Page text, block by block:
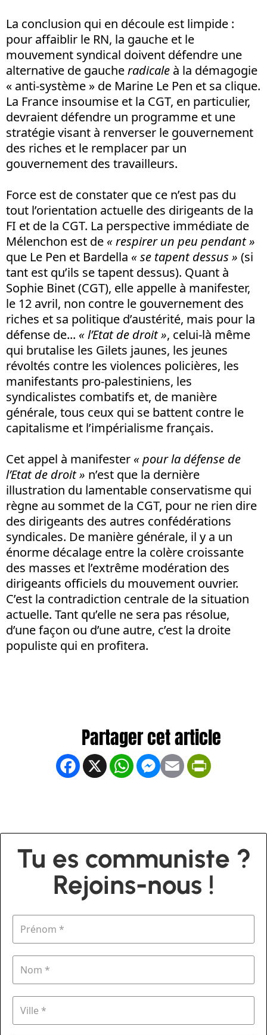
La conclusion qui en découle est limpide :
pour affaiblir le RN, la gauche et le
mouvement syndical doivent défendre une
alternative de gaucheradicale à la démagogie
« anti-système » de Marine Le Pen et sa clique.
La France insoumise et la CGT, en particulier,
devraient défendre un programme et une
stratégie visant à renverser le gouvernement
des riches et le remplacer par un
gouvernement des travailleurs.
Force est de constater que ce n’est pas du
tout l’orientation actuelle des dirigeants de la
FI et de la CGT. La perspective immédiate de
Mélenchon est de «respirer un peu pendant »
que Le Pen et Bardella « se tapent dessus » (si
tant est qu’ils se tapent dessus). Quant à
Sophie Binet (CGT), elle appelle à manifester,
le 12 avril, non contre le gouvernement des
riches et sa politique d’austérité, mais pour la
défense de... « l’Etat de droit », celui-là même
qui brutalise les Gilets jaunes, les jeunes
révoltés contre les violences policières, les
manifestants pro-palestiniens, les
syndicalistes combatifs et, de manière
générale, tous ceux qui se battent contre le
capitalisme et l’impérialisme français.
Cet appel à manifester « pour la défense de
l’Etat de droit » n’est que la dernière
illustration du lamentable conservatisme qui
règne au sommet de la CGT, pour ne rien dire
des dirigeants des autres confédérations
syndicales. De manière générale, il y a un
énorme décalage entre la colère croissante
des masses et l’extrême modération des
dirigeants officiels du mouvement ouvrier.
C’est la contradiction centrale de la situation
actuelle. Tant qu’elle ne sera pas résolue,
d’une façon ou d’une autre, c’est la droite
populiste qui en profitera.
Facebook
X WhatsApp
Messenger
Email
Tu es communiste ?
Rejoins-nous !